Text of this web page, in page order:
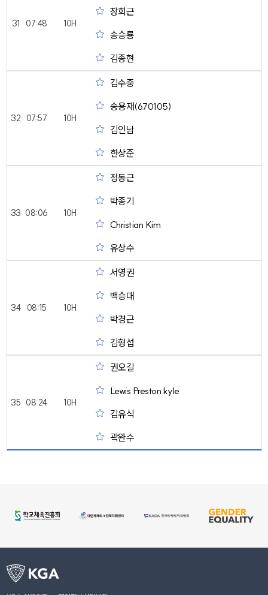
31 07:48 10H
장희근
송승룡
김종현
32 07:57 10H
김수중
송용재(670105)
김인남
한상준
33 08:06 10H
정동근
박종기
Christian Kim
유상수
34 08:15 10H
서영권
백승대
박경근
김형섭
35 08:24 10H
권오길
Lewis Preston kyle
김유식
곽완수